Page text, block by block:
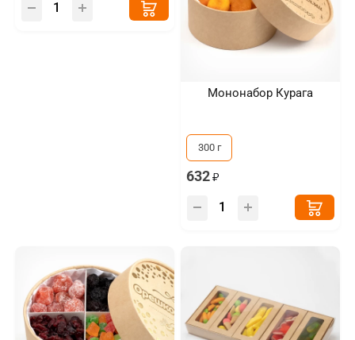
Мононабор Курага
300 г
632